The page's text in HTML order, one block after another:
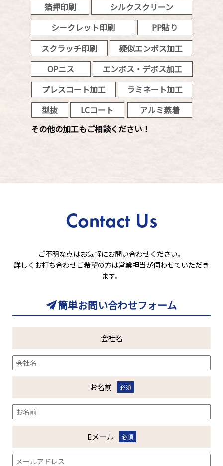
箔押印刷
シルクスクリーン
シークレット印刷
PP貼り
スクラッチ印刷
疑似エンボス加工
OPニス
エンボス・デボス加工
プレスコート加工
ラミネート加工
型抜
LCコート
アルミ蒸着
その他の加工もご相談ください！
Contact Us
ご不明な点はお気軽にお問い合わせください。
詳しくお打ち合わせご希望の方は営業担当が伺わせていただき
ます。
簡単お問い合わせフォーム
会社名
お名前 必須
Eメール 必須